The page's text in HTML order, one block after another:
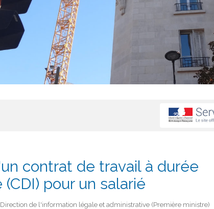
contrat de travail à durée
pour un salarié
de l'information légale et administrative (Première ministre)